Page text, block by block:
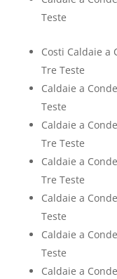
Teste
Costi Caldaie a
Tre Teste
Caldaie a
Teste
Caldaie a
Tre Teste
Caldaie a
Tre Teste
Caldaie a
Teste
Caldaie a
Teste
Caldaie a